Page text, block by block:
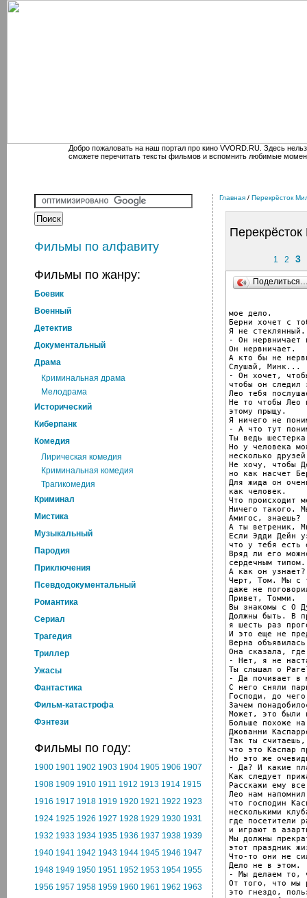
Добро пожаловать на наш портал про кино VVORD.RU. Здесь
сможете перечитать тексты фильмов и вспомнить любимые
Фильмы по алфавиту
Фильмы по жанру:
Боевик
Военный
Детектив
Документальный
Драма
Криминальная драма
Мелодрама
Исторический
Киберпанк
Комедия
Лирическая комедия
Криминальная комедия
Трагикомедия
Криминал
Мистика
Музыкальный
Пародия
Приключения
Псевдодокументальный
Романтика
Cериал
Трагедия
Триллер
Ужасы
Фантастика
Фильм-катастрофа
Фэнтези
Фильмы по году:
1900 1901 1902 1903 1904 1905 1906 1907
1908 1909 1910 1911 1912 1913 1914 1915
1916 1917 1918 1919 1920 1921 1922 1923
1924 1925 1926 1927 1928 1929 1930 1931
1932 1933 1934 1935 1936 1937 1938 1939
1940 1941 1942 1943 1944 1945 1946 1947
1948 1949 1950 1951 1952 1953 1954 1955
1956 1957 1958 1959 1960 1961 1962 1963
Главная / Перекрёсток
1 2 3
мое дело.
Берни хочет с
Я не стеклянный.
- Он нервничает
Он нервничает.
А кто бы не
Слушай, Минк...
- Он хочет,
чтобы он следил
Лео тебя
Не то чтобы Лео
этому прыщу.
Я ничего не
- А что тут
Ты ведь
Но у человека
несколько
Не хочу, чтобы
но как насчет
Для жида он
как человек.
Что происходит
Ничего такого.
Амигос, знаешь?
А ты ветреник,
Если Эдди Дейн
что у тебя есть
Вряд ли его
сердечным типом.
А как он узнает?
Черт, Том. Мы с
даже не
Привет, Томми.
Вы знакомы с О
Должны быть. В
я шесть раз
И это еще не
Верна
Она сказала, где
- Нет, я не
Ты слышал о
- Да почивает в
С него сняли
Господи, до
Зачем
Может, это были
Больше похоже
Джованни
Так ты считаешь,
что это Каспар
Но это же
- Да? И какие
Как следует
Расскажи ему
Лео нам
что господин
несколькими
где посетители
и играют в
Мы должны
этот праздник
Что-то они не
Дело не в этом.
- Мы делаем то,
От того, что мы
это гнездо,